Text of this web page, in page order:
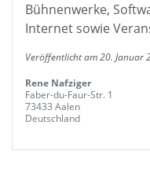
Bühnenwerke,
Internet sowie
Veröffentlicht am 20. Januar
Rene Nafziger
Faber-du-Faur-Str. 1
73433 Aalen
Deutschland